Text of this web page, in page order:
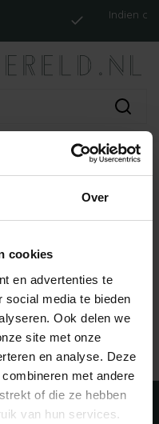
Over
cookies
en advertenties te
social media te bieden
Ook delen we
site met onze
en analyse. Deze
met andere
of die ze hebben
van hun services.
Indien op
MET